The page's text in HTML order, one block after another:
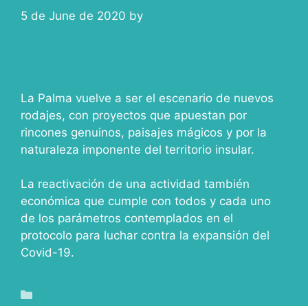
5 de June de 2020 by
La Palma vuelve a ser el escenario de nuevos
rodajes, con proyectos que apuestan por
rincones genuinos, paisajes mágicos y por la
naturaleza imponente del territorio insular.
La reactivación de una actividad también
económica que cumple con todos y cada uno
de los parámetros contemplados en el
protocolo para luchar contra la expansión del
Covid-19.